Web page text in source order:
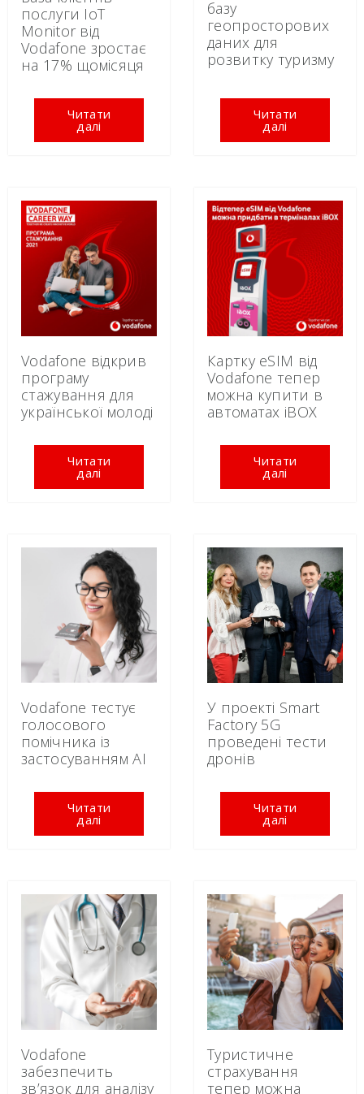
поcлуги IoT
Monitor від
Vodafone зростає
на 17% щомісяця
Читати
далі
базу
геопросторових
даних для
розвитку туризму
Читати
далі
Vodafone відкрив
програму
стажування для
української молоді
Читати
далі
Картку eSIM від
Vodafone тепер
можна купити в
автоматах iBOX
Читати
далі
Vodafone тестує
голосового
помічника із
застосуванням AI
Читати
далі
У проекті Smart
Factory 5G
проведені тести
дронів
Читати
далі
Vodafone
забезпечить
зв’язок для аналізу
Туристичне
страхування
тепер можна